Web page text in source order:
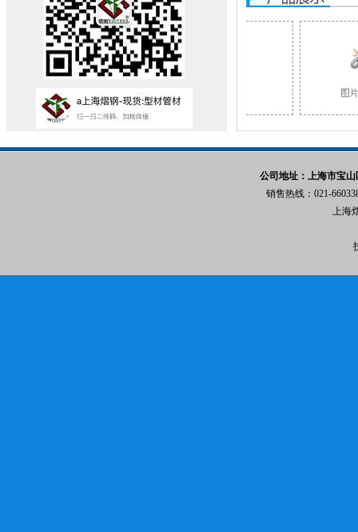
公司地址：上海市宝
销售热线：021-
上海